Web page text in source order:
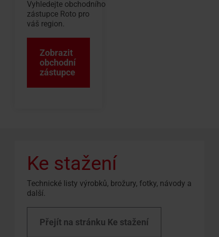
Vyhledejte obchodního
zástupce Roto pro
váš region.
Zobrazit
obchodní
zástupce
Ke stažení
Technické listy výrobků, brožury, fotky, návody a
další.
Přejít na stránku Ke stažení